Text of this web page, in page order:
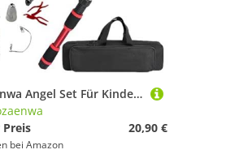
Hozaenwa Angel Set Für Kinder - Angel-Set Für Kinder,Spinnrute Mit Rolle Aufbewahrungstasche Anfänger Ausrüstung für Junge Angler und Mädchen Outdoor Süßwasser Salzwasser Aktivitäten
Preis
20,90 €
bei Amazon